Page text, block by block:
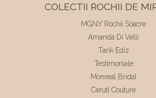
COLECTII ROCHII DE
MGNY Rochii Soacre
Amanda Di Velli
Tarik Ediz
Testimoniale
Monreal Bridal
Ceruti Couture